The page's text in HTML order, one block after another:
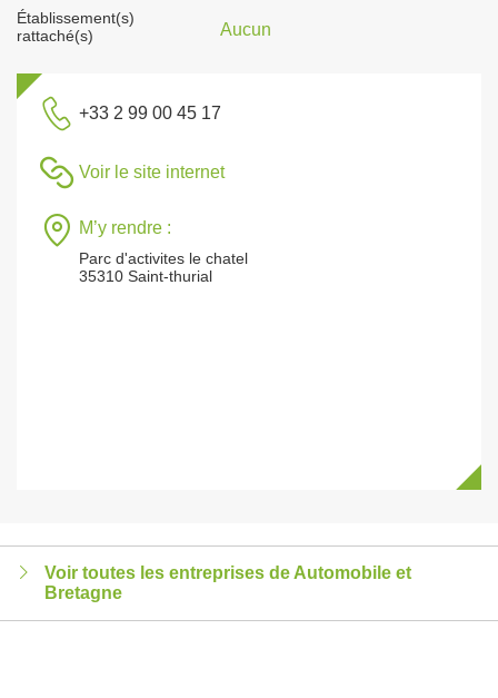
Établissement(s)
rattaché(s)
Aucun
+33 2 99 00 45 17
Voir le site internet
M’y rendre :
Parc d'activites le chatel
35310 Saint-thurial
Voir toutes les entreprises de Automobile et
Bretagne